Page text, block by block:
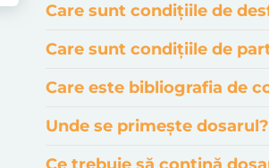
Care sunt condițiile de
Care sunt condițiile de
Care este bibliografia de
Unde se primește dosarul?